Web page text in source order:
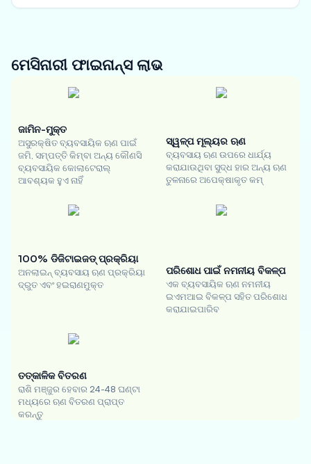
ମେସିନାରୀ ଫାଇନାନ୍ସ ଲାଭ
ଜାମିନ-ମୁକ୍ତ
ଅସୁରକ୍ଷିତ ବ୍ୟବସାୟିକ ଋଣ ପାଇଁ
ଜମି, ସମ୍ପତ୍ତି କିମ୍ବା ଅନ୍ୟ କୌଣସି
ବ୍ୟବସାୟିକ କୋଲାଟେରାଲ୍
ଆବଶ୍ୟକ ହୁଏ ନାହିଁ
ସ୍ୱଳ୍ପ ମୂଲ୍ୟର ଋଣ
ବ୍ୟବସାୟ ଋଣ ଉପରେ ଧାର୍ଯ୍ୟ
କରାଯାଉଥିବା ସୁଦ୍ଧ ହାର ଅନ୍ୟ ଋଣ
ତୁଳନାରେ ଅପେକ୍ଷାକୃତ କମ୍
100% ଡିଜିଟାଇଜଡ୍ ପ୍ରକ୍ରିୟା
ଅନଲାଇନ୍ ବ୍ୟବସାୟ ଋଣ ପ୍ରକ୍ରିୟା
ଦ୍ରୁତ ଏବଂ ହଇରାଣମୁକ୍ତ
ପରିଶୋଧ ପାଇଁ ନମନୀୟ ବିକଳ୍ପ
ଏକ ବ୍ୟବସାୟିକ ଋଣ ନମନୀୟ
ଇଏମଆଇ ବିକଳ୍ପ ସହିତ ପରିଶୋଧ
କରାଯାଇପାରିବ
ତତ୍କାଳିକ ବିତରଣ
ରାଶି ମଞ୍ଜୁର ହେବାର 24-48 ଘଣ୍ଟା
ମଧ୍ୟରେ ଋଣ ବିତରଣ ପ୍ରାପ୍ତ
କରନ୍ତୁ